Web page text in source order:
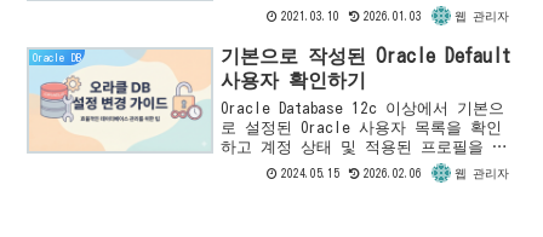
를 반환합니다. 다시 말해 WHERE구에
2021.03.10 2026.01.03 웹 관리자
Oracle DB
기본으로 작성된 Oracle Default
사용자 확인하기
Oracle Database 12c 이상에서 기본으
로 설정된 Oracle 사용자 목록을 확인
하고 계정 상태 및 적용된 프로필을 검
토하는 방법을 알아봅니다. SQL 쿼리를
사용하여 Oracle Default 사용자를 확
2024.05.15 2026.02.06 웹 관리자